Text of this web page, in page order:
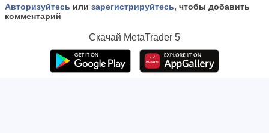
Авторизуйтесь или зарегистрируйтесь, чтобы добавить
комментарий
Скачай MetaTrader 5